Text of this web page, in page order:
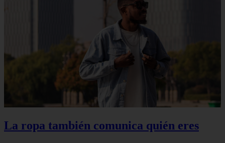
La ropa también comunica quién eres